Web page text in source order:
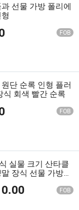
선물 가방 폴리에
FOB
단 순록 인형 플러
회색 빨간 순록
FOB
실물 크기 산타클
장식 선물 가방
빈티지 산타클로
FOB